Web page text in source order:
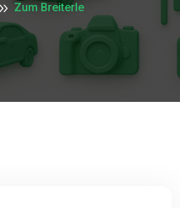
Zum Breiterle